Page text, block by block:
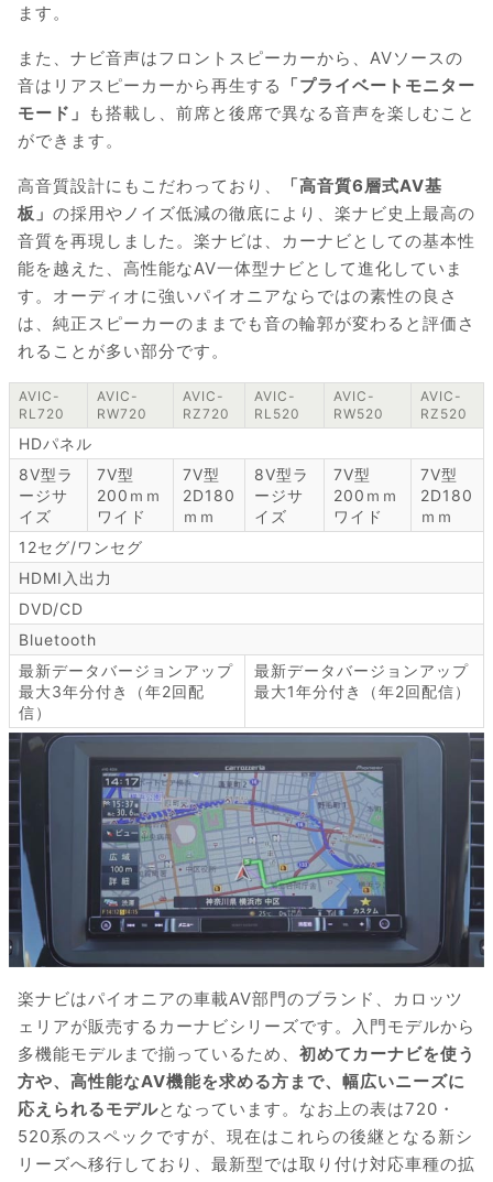
ます。
また、ナビ音声はフロントスピーカーから、AVソースの
音はリアスピーカーから再生する
「プライベートモニター
モード」
も搭載し、前席と後席で異なる音声を楽しむこと
ができます。
高音質設計にもこだわっており、
「高音質6層式AV基
板」 の採用やノイズ低減の徹底により、楽ナビ史上最高の
音質を再現しました。楽ナビは、カーナビとしての基本性
能を越えた、高性能なAV一体型ナビとして進化していま
す。オーディオに強いパイオニアならではの素性の良さ
は、純正スピーカーのままでも音の輪郭が変わると評価さ
れることが多い部分です。
AVIC-
RL720
AVIC-
RW720
AVIC-
RZ720
AVIC-
RL520
AVIC-
RW520
AVIC-
RZ520
HDパネル
8V型ラ
ージサ
イズ
7V型
200ｍｍ
ワイド
7V型
2D180
ｍｍ
8V型ラ
ージサ
イズ
7V型
200ｍｍ
ワイド
7V型
2D180
ｍｍ
12セグ/ワンセグ
HDMI入出力
DVD/CD
Bluetooth
最新データバージョンアップ
最大3年分付き（年2回配
信）
最新データバージョンアップ
最大1年分付き（年2回配信）
楽ナビはパイオニアの車載AV部門のブランド、カロッツ
ェリアが販売するカーナビシリーズです。入門モデルから
多機能モデルまで揃っているため、 初めてカーナビを使う
方や、高性能なAV機能を求める方まで、幅広いニーズに
応えられるモデルとなっています。なお上の表は720・
520系のスペックですが、現在はこれらの後継となる新シ
リーズへ移行しており、最新型では取り付け対応車種の拡